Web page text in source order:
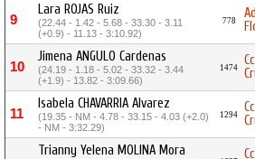
9
Lara ROJAS Ruiz
(22.44 - 1.42 - 5.68 - 33.30 - 3.11
(+0.9) - 11.13 - 3:10.92)
778
10
Jimena ANGULO Cardenas
(24.19 - 1.18 - 5.02 - 33.32 - 3.44
(+1.9) - 13.82 - 3:09.66)
1474
11
Isabela CHAVARRIA Alvarez
(19.35 - NM - 4.78 - 33.15 - 4.03 (+2.0)
- NM - 3:32.29)
1294
Trianny Yelena MOLINA Mora